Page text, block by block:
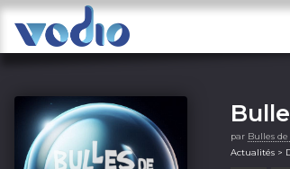
par Bulles
Actualités >